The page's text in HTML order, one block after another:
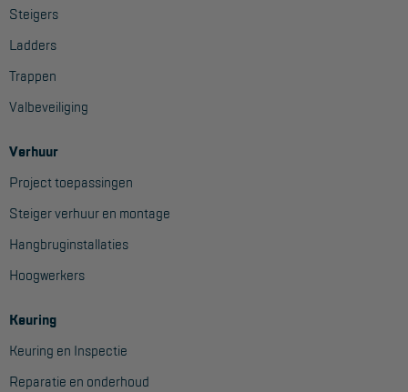
Aanmelden Inspectiewekker
Vestigingen
Product video's
Blog
Handleidingen
Steigers
Ladders
Trappen
Valbeveiliging
Verhuur
Project toepassingen
Steiger verhuur en montage
Hangbruginstallaties
Hoogwerkers
Keuring
Keuring en Inspectie
Reparatie en onderhoud